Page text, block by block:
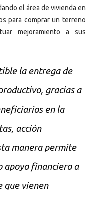
el área de vivienda en
para comprar un terreno
mejoramiento a sus
la entrega de
gracias a
en la
acción
manera permite
apoyo financiero a
que vienen